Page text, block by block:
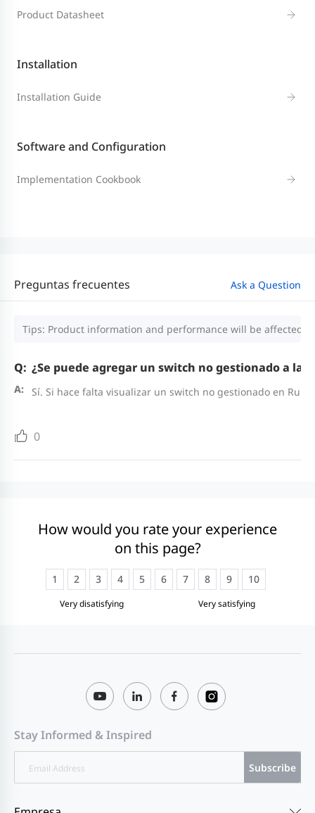
Product Datasheet
Installation
Installation Guide
Software and Configuration
Implementation Cookbook
Preguntas frecuentes Ask a Question
Tips: Product information and performance will be affected
¿Se puede agregar un switch no gestionado a la
Sí. Si hace falta visualizar un switch no gestionado en
0
How would you rate your experience
on this page?
Very disatisfying
1 2 3 4 5 6 7 8 9 10
Very satisfying
Stay Informed & Inspired
Subscribe